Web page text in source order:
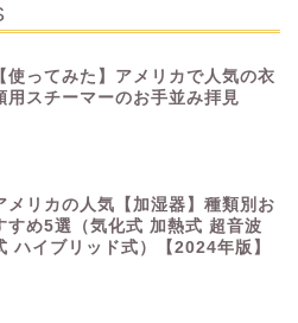
【使ってみた】アメリカで人気の衣
用スチーマーのお手並み拝見
メリカの人気【加湿器】種類別お
すめ5選（気化式 加熱式 超音波
ハイブリッド式）【2024年版】